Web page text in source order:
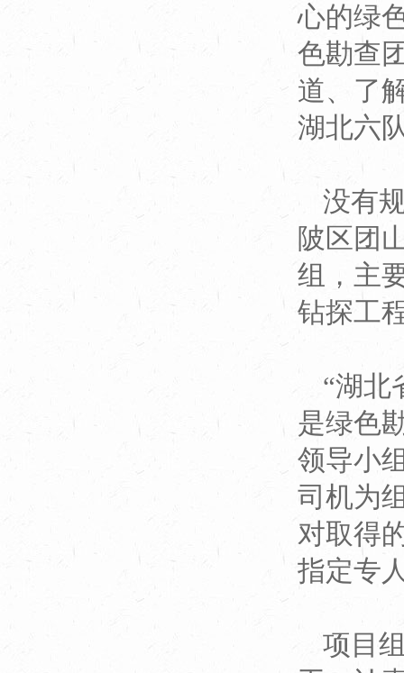
心的绿
色勘查
道、了
湖北六
没有
陂区团
组，主
钻探工
“湖北
是绿色
领导小
司机为
对取得
指定专
项目